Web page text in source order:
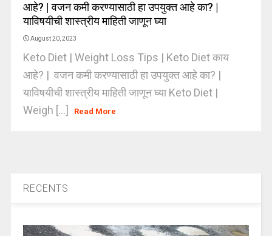
आहे? | वजन कमी करण्यासाठी हा उपयुक्त आहे का? |
याविषयीची शास्त्रीय माहिती जाणून घ्या
August 20, 2023
Keto Diet | Weight Loss Tips | Keto Diet काय
आहे? | वजन कमी करण्यासाठी हा उपयुक्त आहे का? |
याविषयीची शास्त्रीय माहिती जाणून घ्या Keto Diet |
Weigh [...]
Read More
RECENTS